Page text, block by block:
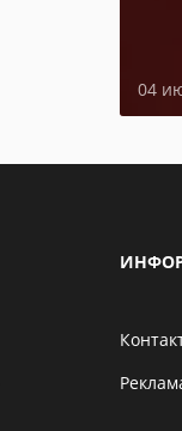
04